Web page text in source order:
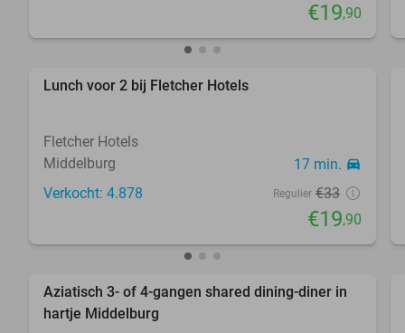
€19,90
Lunch voor 2 bij Fletcher Hotels
Fletcher Hotels
Middelburg
17 min. directions_car
Verkocht: 4.878 Regulier €33
€19,90
36%
Aziatisch 3- of 4-gangen shared dining-diner in
hartje Middelburg